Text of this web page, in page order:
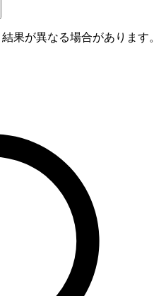
果が異なる場合があります。